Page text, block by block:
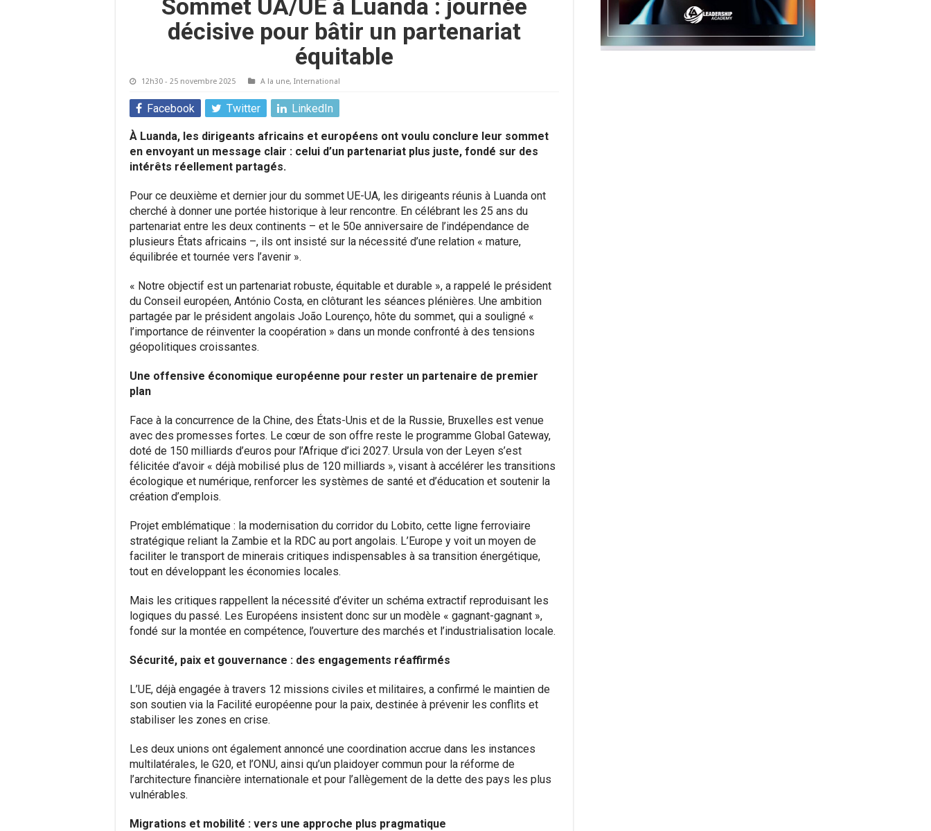
Sommet UA/UE à Luanda : journée
décisive pour bâtir un partenariat
équitable
12h30 - 25 novembre 2025 A la une, International
Facebook Twitter LinkedIn
À Luanda, les dirigeants africains et européens ont voulu conclure leur sommet
en envoyant un message clair : celui d’un partenariat plus juste, fondé sur des
intérêts réellement partagés.
Pour ce deuxième et dernier jour du sommet UE-UA, les dirigeants réunis à Luanda ont
cherché à donner une portée historique à leur rencontre. En célébrant les 25 ans du
partenariat entre les deux continents – et le 50e anniversaire de l’indépendance de
plusieurs États africains –, ils ont insisté sur la nécessité d’une relation « mature,
équilibrée et tournée vers l’avenir ».
« Notre objectif est un partenariat robuste, équitable et durable », a rappelé le président
du Conseil européen, António Costa, en clôturant les séances plénières. Une ambition
partagée par le président angolais João Lourenço, hôte du sommet, qui a souligné «
l’importance de réinventer la coopération » dans un monde confronté à des tensions
géopolitiques croissantes.
Une offensive économique européenne pour rester un partenaire de premier
plan
Face à la concurrence de la Chine, des États-Unis et de la Russie, Bruxelles est venue
avec des promesses fortes. Le cœur de son offre reste le programme Global Gateway,
doté de 150 milliards d’euros pour l’Afrique d’ici 2027. Ursula von der Leyen s’est
félicitée d’avoir « déjà mobilisé plus de 120 milliards », visant à accélérer les transitions
écologique et numérique, renforcer les systèmes de santé et d’éducation et soutenir la
création d’emplois.
Projet emblématique : la modernisation du corridor du Lobito, cette ligne ferroviaire
stratégique reliant la Zambie et la RDC au port angolais. L’Europe y voit un moyen de
faciliter le transport de minerais critiques indispensables à sa transition énergétique,
tout en développant les économies locales.
Mais les critiques rappellent la nécessité d’éviter un schéma extractif reproduisant les
logiques du passé. Les Européens insistent donc sur un modèle « gagnant-gagnant »,
fondé sur la montée en compétence, l’ouverture des marchés et l’industrialisation locale.
Sécurité, paix et gouvernance : des engagements réaffirmés
L’UE, déjà engagée à travers 12 missions civiles et militaires, a confirmé le maintien de
son soutien via la Facilité européenne pour la paix, destinée à prévenir les conflits et
stabiliser les zones en crise.
Les deux unions ont également annoncé une coordination accrue dans les instances
multilatérales, le G20, et l’ONU, ainsi qu’un plaidoyer commun pour la réforme de
l’architecture financière internationale et pour l’allègement de la dette des pays les plus
vulnérables.
Migrations et mobilité : vers une approche plus pragmatique